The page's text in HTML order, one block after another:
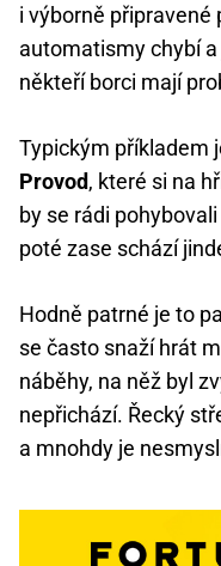
i výborně
automatismy chybí
někteří borci mají
Typickým příkladem
Provod, které si na
by se rádi
poté zase schází
Hodně patrné je to
se často snaží hrát
náběhy, na něž byl
nepřichází. Řecký
a mnohdy je